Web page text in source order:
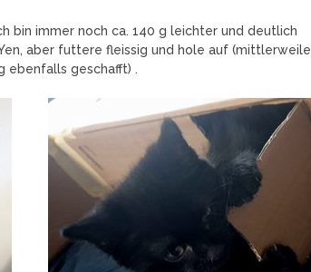
bin immer noch ca. 140 g leichter und deutlich
aber futtere fleissig und hole auf (mittlerweile
ebenfalls geschafft) .